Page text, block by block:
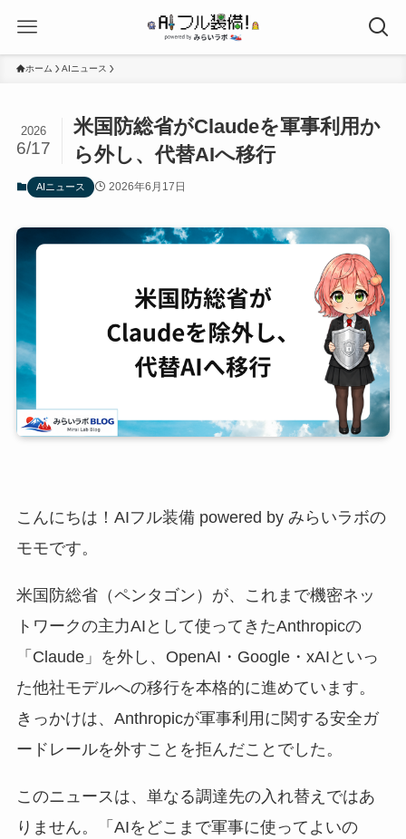
ホーム AIニュース
米国防総省がClaudeを軍事利用か
ら外し、代替AIへ移行
2026
6/17
AIニュース 2026年6月17日
こんにちは！AIフル装備 powered by みらいラボの
モモです。
米国防総省（ペンタゴン）が、これまで機密ネッ
トワークの主力AIとして使ってきたAnthropicの
「Claude」を外し、OpenAI・Google・xAIといっ
た他社モデルへの移行を本格的に進めています。
きっかけは、Anthropicが軍事利用に関する安全ガ
ードレールを外すことを拒んだことでした。
このニュースは、単なる調達先の入れ替えではあ
りません。「AIをどこまで軍事に使ってよいの